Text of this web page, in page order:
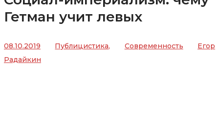
Гетман учит левых
08.10.2019 Публицистика, Современность
Егор
Радайкин